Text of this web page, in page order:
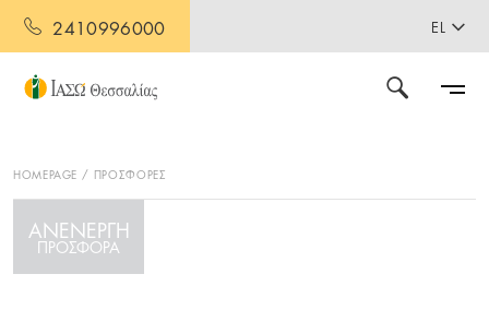
2410996000 EL
HOMEPAGE ΠΡΟΣΦΟΡΕΣ
ΑΝΕΝΕΡΓΗ
ΠΡΟΣΦΟΡΑ